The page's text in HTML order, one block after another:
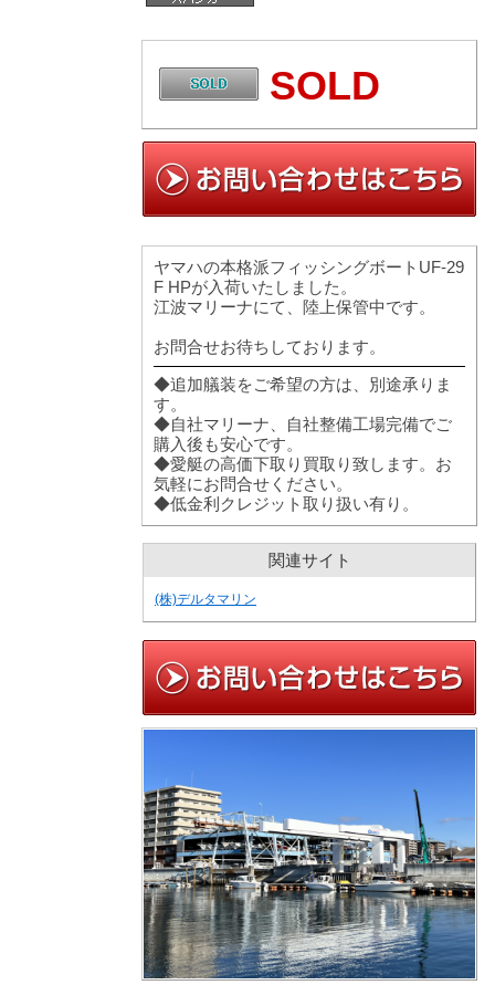
SOLD
ヤマハの本格派フィッシングボートUF-29
F HPが入荷いたしました。
江波マリーナにて、陸上保管中です。
お問合せお待ちしております。
◆追加艤装をご希望の方は、別途承りま
す。
◆自社マリーナ、自社整備工場完備でご
購入後も安心です。
◆愛艇の高価下取り買取り致します。お
気軽にお問合せください。
◆低金利クレジット取り扱い有り。
関連サイト
(株)デルタマリン